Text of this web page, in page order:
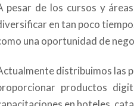
pesar de los cursos y
en tan poco
una oportunidad de
distribuimos las
productos